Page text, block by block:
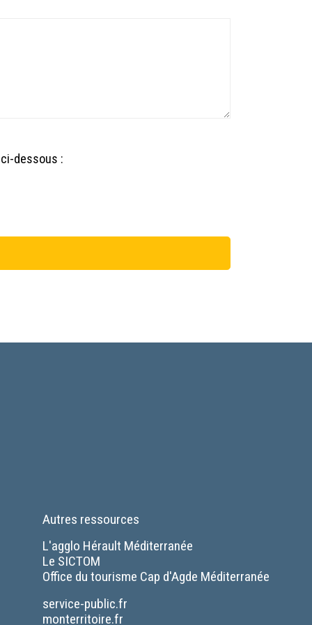
dessous :
Autres ressources
L'agglo Hérault Méditerranée
Le SICTOM
Office du tourisme Cap d'Agde Méditerranée
Séparateur
service-public.fr
monterritoire.fr